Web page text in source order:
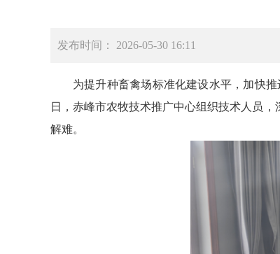
发布时间： 2026-05-30 16:11
为提升种畜禽场标准化建设水平，加快
日，赤峰市农牧技术推广中心组织技术人员
解难。